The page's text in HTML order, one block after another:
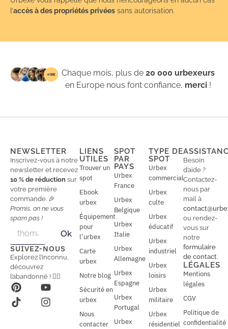
l’accès à des propriétés privées sans autorisation.
Chaque mois, plus de20 000 urbexeurs
en Europe nous font confiance, merci !
NEWSLETTER
Inscrivez-vous à notre
newsletter et recevez
10 % de réduction sur
votre première
commande. 🎉
Promis, on ne vous
spam pas !
a
i
l
a
i
l
*
Ok
SUIVEZ-NOUS
Explorez l’inconnu,
découvrez
l’abandonné ! 🕵️‍♂️
LIENS
UTILES
Trouver un
spot
Ebook
urbex
Équipement
pour
l’urbex
Carte
urbex
Notre blog
Sécurité en
urbex
Nous
contacter
SPOT
PAR
PAYS
Urbex
France
Urbex
Belgique
Urbex
Italie
Urbex
Allemagne
Urbex
Espagne
Urbex
Portugal
Urbex
TYPE DE
SPOT
Urbex
commercial
Urbex
culte
Urbex
éducatif
Urbex
industriel
Urbex
loisirs
Urbex
militaire
Urbex
résidentiel
Besoin
d’aide ?
Contactez-
nous par
mail à
ou rendez-
vous sur
notre
formulaire
de contact.
LÉGALES
Mentions
légales
CGV
Politique de
confidentialité